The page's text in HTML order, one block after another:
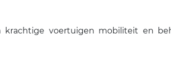
krachtige voertuigen mobiliteit en